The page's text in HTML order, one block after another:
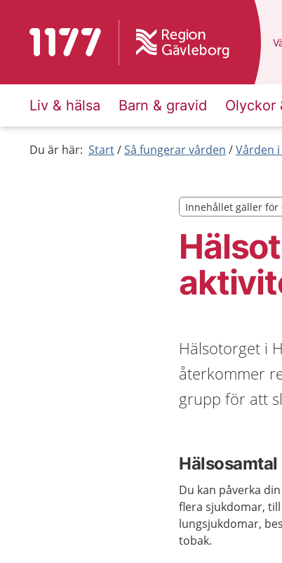
Till startsidan för 1177
Liv & hälsa Barn & gravid Olyckor
Du är här: Start Så fungerar vården Vården
Innehållet gäller för
Innehållet gäller för
Hälsotorget i
återkommer
grupp för att
Hälsosamtal
Du kan påverka
flera sjukdomar,
lungsjukdomar,
tobak.